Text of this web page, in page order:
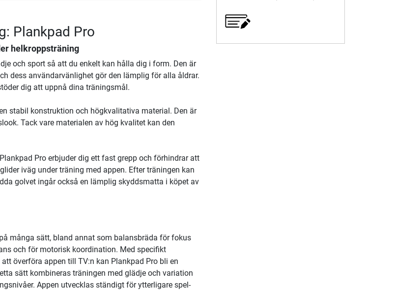
Plankpad Pro
helkroppsträning
och sport så att du enkelt kan hålla dig i form. Den är
dess användarvänlighet gör den lämplig för alla åldrar.
dig att uppnå dina träningsmål.
stabil konstruktion och högkvalitativa material. Den är
Tack vare materialen av hög kvalitet kan den
Pro erbjuder dig ett fast grepp och förhindrar att
iväg under träning med appen. Efter träningen kan
golvet ingår också en lämplig skyddsmatta i köpet av
många sätt, bland annat som balansbräda för fokus
och för motorisk koordination. Med specifikt
överföra appen till TV:n kan Plankpad Pro bli en
sätt kombineras träningen med glädje och variation
Appen utvecklas ständigt för ytterligare spel-